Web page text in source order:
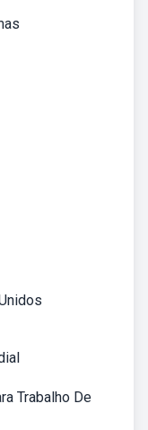
Trabalho De